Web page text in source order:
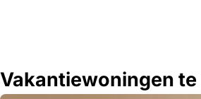
Vakantiewoningen